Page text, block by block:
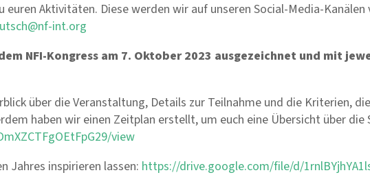
Aktivitäten. Diese werden wir auf unseren Social-Media-
int.org
NFI-Kongress am 7. Oktober 2023 ausgezeichnet und mit
über die Veranstaltung, Details zur Teilnahme und die Kriterien,
haben wir einen Zeitplan erstellt, um euch eine Übersicht über die
view
Jahres inspirieren lassen: https://drive.google.com/file/d/